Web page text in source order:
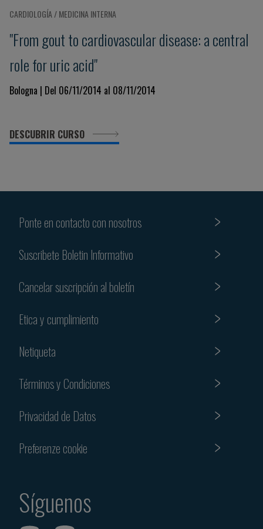
CARDIOLOGÍA / MEDICINA INTERNA
"From gout to cardiovascular disease: a central
role for uric acid"
Bologna | Del 06/11/2014 al 08/11/2014
DESCUBRIR CURSO
Ponte en contacto con nosotros
Suscribete Boletin Informativo
Cancelar suscripción al boletín
Etica y cumplimiento
Netiqueta
Términos y Condiciones
Privacidad de Datos
Preferenze cookie
Síguenos